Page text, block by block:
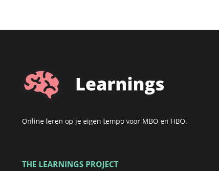
Online leren op je eigen tempo voor MBO en HBO.
THE LEARNINGS PROJECT